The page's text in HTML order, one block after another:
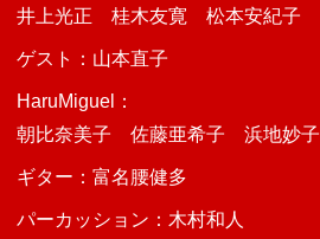
井上光正 桂木友寛 松本安紀子
ゲスト：山本直子
HaruMiguel：
朝比奈美子 佐藤亜希子 浜地妙子
ギター：富名腰健多
パーカッション：木村和人